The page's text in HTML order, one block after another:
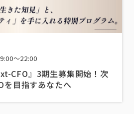
～22:00
CFO』3期生募集開始！次
を目指すあなたへ